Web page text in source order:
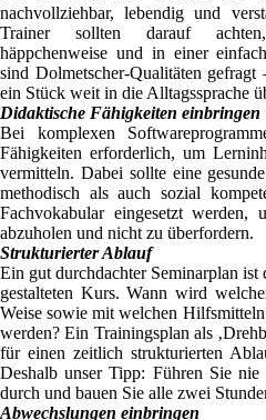
nachvollziehbar, lebendig und
Trainer sollten darauf
häppchenweise und in einer
sind Dolmetscher-Qualitäten gefragt
ein Stück weit in die Alltagssprache
Didaktische Fähigkeiten einbringen
Bei komplexen
Fähigkeiten erforderlich, um
vermitteln. Dabei sollte eine
methodisch als auch sozial
Fachvokabular eingesetzt
abzuholen und nicht zu überfordern.
Strukturierter Ablauf
Ein gut durchdachter Seminarplan
gestalteten Kurs. Wann wird
Weise sowie mit welchen
werden? Ein Trainingsplan als
für einen zeitlich strukturierten
Deshalb unser Tipp: Führen Sie
durch und bauen Sie alle zwei
Abwechslungen einbringen